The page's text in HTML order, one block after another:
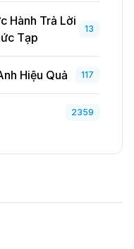
Hành Trả Lời
Tạp
13
Hiệu Quả 117
2359